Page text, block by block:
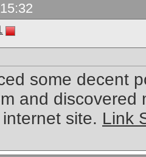
some decent
and discovered
site. Link